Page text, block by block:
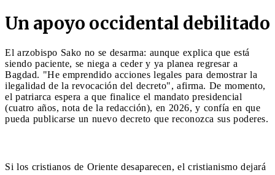
Un apoyo occidental debilitado
El arzobispo Sako no se desarma: aunque explica que está
siendo paciente, se niega a ceder y ya planea regresar a
Bagdad. "He emprendido acciones legales para demostrar la
ilegalidad de la revocación del decreto", afirma. De momento,
el patriarca espera a que finalice el mandato presidencial
(cuatro años, nota de la redacción), en 2026, y confía en que
pueda publicarse un nuevo decreto que reconozca sus poderes.
Si los cristianos de Oriente desaparecen, el cristianismo dejará